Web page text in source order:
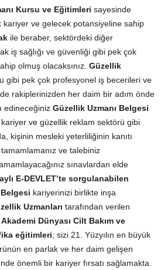
Kursu ve Eğitimleri sayesinde
ve gelecek potansiyeline sahip
ile beraber, sektördeki diğer
iş sağlığı ve güvenliği gibi pek çok
olmuş olacaksınız. Güzellik
gibi pek çok profesyonel iş becerileri ve
rakiplerinizden her daim bir adım önde
edineceğiniz Güzellik Uzmanı Belgesi
ve güzellik reklam sektörü gibi
kişinin mesleki yeterliliğinin kanıtı
ve talebiniz
sınavlardan elde
E-DEVLET’te sorgulanabilen
kariyerinizi birlikte inşa
Uzmanları tarafından verilen
Dünyası Cilt Bakım ve
eğitimleri; sizi 21. Yüzyılın en büyük
en parlak ve her daim gelişen
önemli bir kariyer fırsatı sağlamakta.